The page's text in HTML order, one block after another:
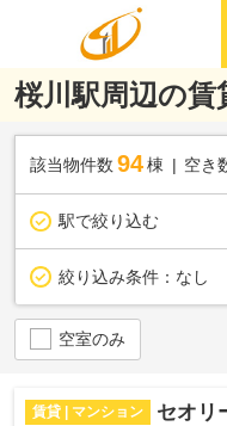
桜川駅周辺の賃
該当物件数 94棟 空き
駅で絞り込む
絞り込み条件： なし
空室のみ
賃貸 | マンション セオリ